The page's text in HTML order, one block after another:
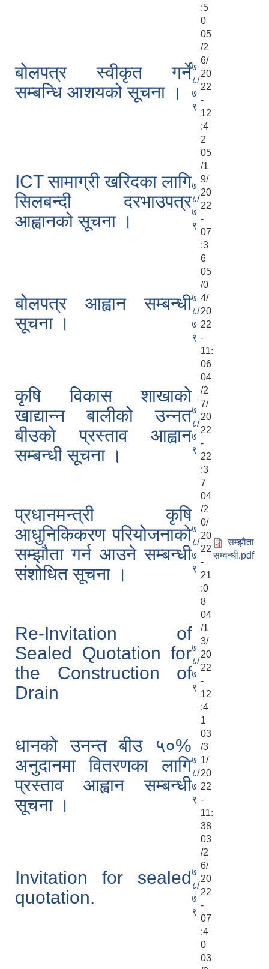
:5
0
बोलपत्र स्वीकृत गर्ने
सम्बन्धि आशयको सूचना ।
७
८/
७
९
05
/2
6/
20
22
-
12
:4
2
ICT सामाग्री खरिदका लागि
सिलबन्दी दरभाउपत्र
आह्वानको सूचना ।
७
८/
७
९
05
/1
9/
20
22
-
07
:3
6
बोलपत्र आह्वान सम्बन्धी
सूचना ।
७
८/
७
९
05
/0
4/
20
22
-
11:
06
कृषि विकास शाखाको
खाद्यान्न बालीको उन्नत
बीउको प्रस्ताव आह्वान
सम्बन्धी सूचना ।
७
८/
७
९
04
/2
7/
20
22
-
22
:3
7
प्रधानमन्त्री कृषि
आधुनिकिकरण परियोजनाको
सम्झौता गर्न आउने सम्बन्धी
संशोधित सूचना ।
७
८/
७
९
04
/2
0/
20
22
-
21
:0
8
सम्झौता
सम्वन्धी.pdf
Re-Invitation of
Sealed Quotation for
the Construction of
Drain
७
८/
७
९
04
/1
3/
20
22
-
12
:4
1
धानको उनन्त बीउ ५०%
अनुदानमा वितरणका लागि
प्रस्ताव आह्वान सम्बन्धी
सूचना ।
७
८/
७
९
03
/3
1/
20
22
-
11:
38
Invitation for sealed
quotation.
७
८/
७
९
03
/2
6/
20
22
-
07
:4
0
03